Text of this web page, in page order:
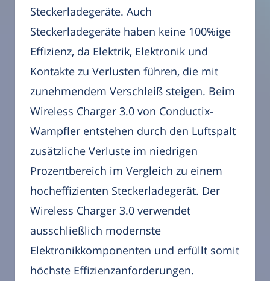
Steckerladegeräte. Auch
Steckerladegeräte haben keine 100%ige
Effizienz, da Elektrik, Elektronik und
Kontakte zu Verlusten führen, die mit
zunehmendem Verschleiß steigen. Beim
Wireless Charger 3.0 von Conductix-
Wampfler entstehen durch den Luftspalt
zusätzliche Verluste im niedrigen
Prozentbereich im Vergleich zu einem
hocheffizienten Steckerladegerät. Der
Wireless Charger 3.0 verwendet
ausschließlich modernste
Elektronikkomponenten und erfüllt somit
höchste Effizienzanforderungen.